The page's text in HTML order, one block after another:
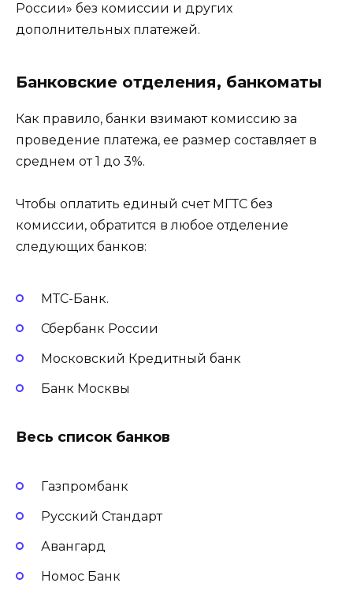
России» без комиссии и других
дополнительных платежей.
Банковские отделения, банкоматы
Как правило, банки взимают комиссию за
проведение платежа, ее размер составляет в
среднем от 1 до 3%.
Чтобы оплатить единый счет МГТС без
комиссии, обратится в любое отделение
следующих банков:
МТС-Банк.
Сбербанк России
Московский Кредитный банк
Банк Москвы
Весь список банков
Газпромбанк
Русский Стандарт
Авангард
Номос Банк